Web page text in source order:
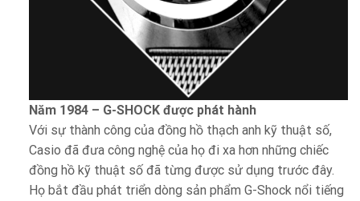
Năm 1984 – G-SHOCK được phát hành
Với sự thành công của đồng hồ thạch anh kỹ thuật số,
Casio đã đưa công nghệ của họ đi xa hơn những chiếc
đồng hồ kỹ thuật số đã từng được sử dụng trước đây.
Họ bắt đầu phát triển dòng sản phẩm G-Shock nổi tiếng